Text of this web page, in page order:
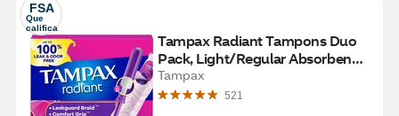
FSA
Que
califica
Tampax Radiant Tampons Duo
Pack, Light/Regular Absorbency,
Unscented, 26 Count
Tampax
521